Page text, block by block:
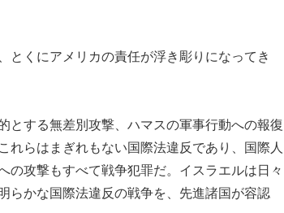
くにアメリカの責任が浮き彫りになってき
する無差別攻撃、ハマスの軍事行動への報復
らはまぎれもない国際法違反であり、国際人
の攻撃もすべて戦争犯罪だ。イスラエルは日々
らかな国際法違反の戦争を、先進諸国が容認